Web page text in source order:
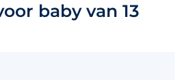
baby van 13